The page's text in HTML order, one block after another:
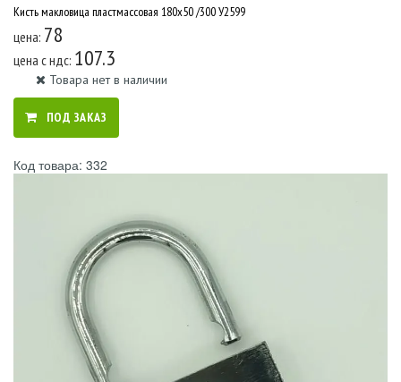
Кисть макловица пластмассовая 180х50 /300 У2599
цена: 78
цена c ндс: 107.3
Товара нет в наличии
ПОД ЗАКАЗ
Код товара: 332